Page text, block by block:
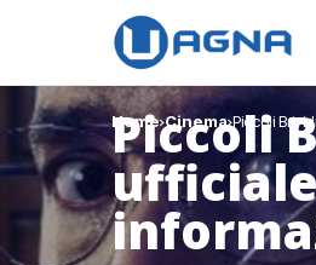
Home Cinema Piccoli
Piccoli